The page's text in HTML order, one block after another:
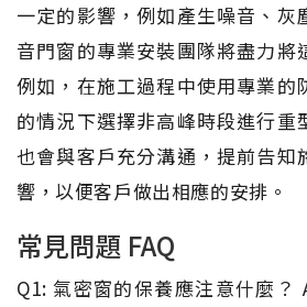
一定的影響，例如產生噪音、灰
音門窗的專業安裝團隊將盡力將
例如，在施工過程中使用專業的
的情況下選擇非高峰時段進行重
也會與客戶充分溝通，提前告知
響，以便客戶做出相應的安排。
常見問題 FAQ
Q1: 氣密窗的保養應注意什麼？